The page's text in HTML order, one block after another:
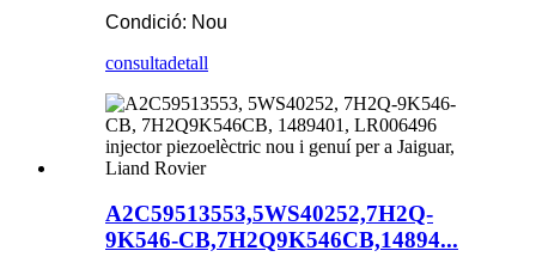
Condició: Nou
consultadetall
A2C59513553,5WS40252,7H2Q-
9K546-CB,7H2Q9K546CB,14894...